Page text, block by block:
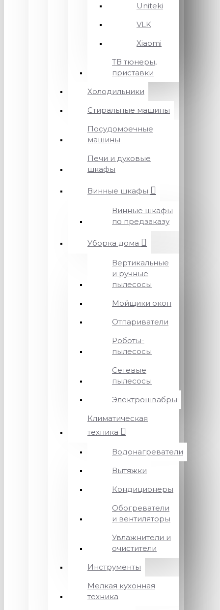
Uniteki
VLK
Xiaomi
ТВ тюнеры,
приставки
Холодильники
Стиральные машины
Посудомоечные
машины
Печи и духовые
шкафы
Винные шкафы
Винные шкафы
по предзаказу
Уборка дома
Вертикальные
и ручные
пылесосы
Мойщики окон
Отпариватели
Роботы-
пылесосы
Сетевые
пылесосы
Электрошвабры
Климатическая
техника
Водонагреватели
Вытяжки
Кондиционеры
Обогреватели
и вентиляторы
Увлажнители и
очистители
Инструменты
Мелкая кухонная
техника